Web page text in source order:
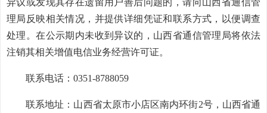
异议或发现其存在遗留用户善后问题的，请向山西省通信管
理局反映相关情况，并提供详细凭证和联系方式，以便调查
处理。在公示期内未收到异议的，山西省通信管理局将依法
注销其相关增值电信业务经营许可证。
联系电话：0351-8788059
联系地址：山西省太原市小店区南内环街2号，山西省通